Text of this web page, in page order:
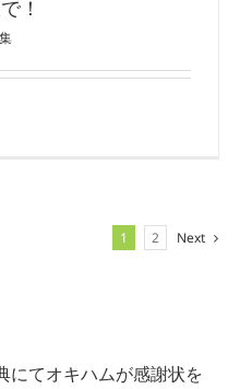
！
1 2 Next
にてオキハムが感謝状を